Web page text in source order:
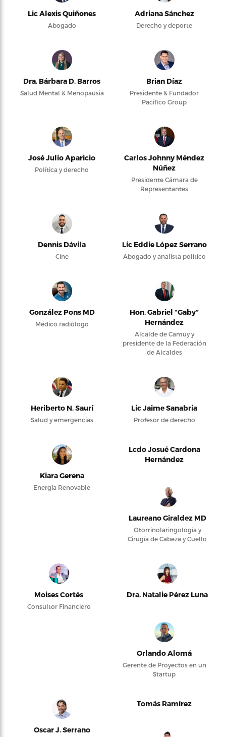
Lic Alexis Quiñones
Abogado
Adriana Sánchez
Derecho y deporte
Dra. Bárbara D. Barros
Salud Mental & Menopausia
Brian Díaz
Presidente & Fundador
Pacifico Group
José Julio Aparicio
Política y derecho
Carlos Johnny Méndez
Núñez
Presidente Cámara de
Representantes
Dennis Dávila
Cine
Lic Eddie López Serrano
Abogado y analista político
González Pons MD
Médico radiólogo
Hon. Gabriel “Gaby”
Hernández
Alcalde de Camuy y
presidente de la Federación
de Alcaldes
Heriberto N. Saurí
Salud y emergencias
Lic Jaime Sanabria
Profesor de derecho
Kiara Gerena
Energía Renovable
Lcdo Josué Cardona
Hernández
Laureano Giraldez MD
Otorrinolaringología y
Cirugía de Cabeza y Cuello
Moises Cortés
Consultor Financiero
Dra. Natalie Pérez Luna
Orlando Alomá
Gerente de Proyectos en un
Startup
Oscar J. Serrano
Tomás Ramírez